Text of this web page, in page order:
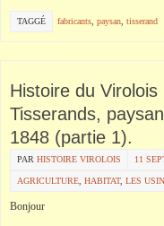
TAGGÉ fabricants paysan tisserand
Histoire du
Tisserands,
1848 (partie 1).
PAR HISTOIRE VIROLOIS 11
AGRICULTURE HABITAT, LES
Bonjour